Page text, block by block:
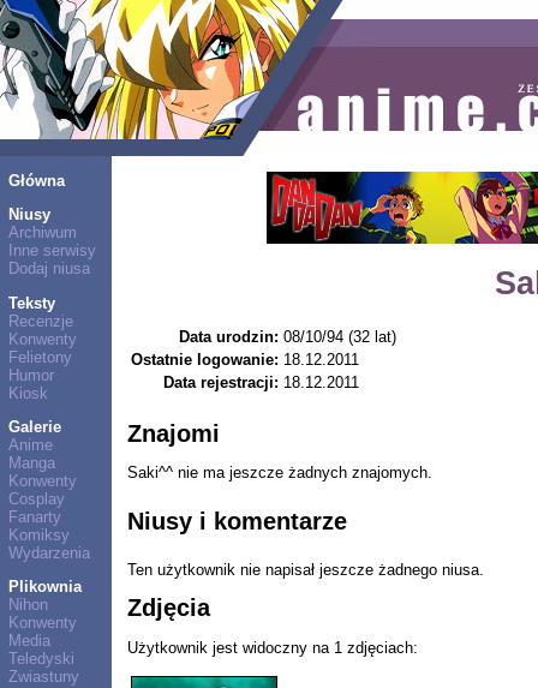
Główna
Niusy
Archiwum
Inne serwisy
Dodaj niusa
Teksty
Recenzje
Konwenty
Felietony
Humor
Kiosk
Galerie
Anime
Manga
Konwenty
Cosplay
Fanarty
Komiksy
Wydarzenia
Plikownia
Nihon
Konwenty
Media
Teledyski
Zwiastuny
Data urodzin: 08/10/94 (32 lat)
Ostatnie logowanie: 18.12.2011
Data rejestracji: 18.12.2011
Znajomi
Saki^^ nie ma jeszcze żadnych znajomych.
Niusy i komentarze
Ten użytkownik nie napisał jeszcze żadnego niusa.
Zdjęcia
Użytkownik jest widoczny na 1 zdjęciach: